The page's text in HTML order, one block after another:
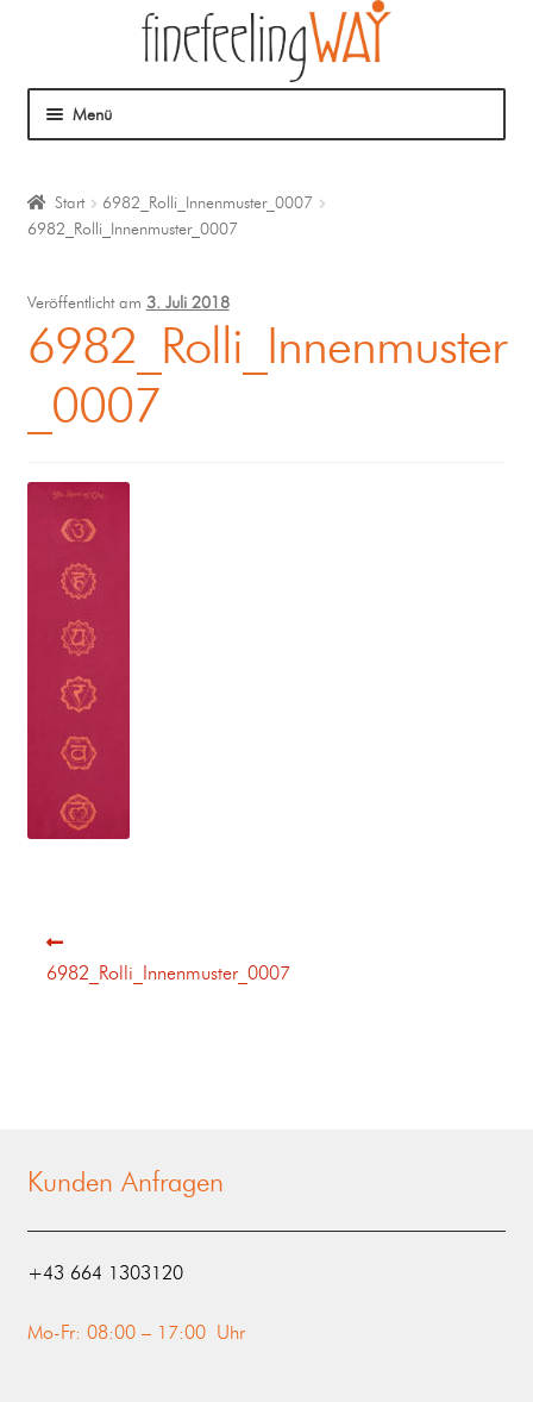
Menü
Mein Angebot
Coaching
Klangmassage
Start
6982_Rolli_Innenmuster_0007
6982_Rolli_Innenmuster_0007
Veröffentlicht am 3. Juli 2018
6982_Rolli_Innenmuster
_0007
6982_Rolli_Innenmuster_0007
Kunden Anfragen
‭+43 664 1303120‬
Mo-Fr: 08:00 – 17:00 Uhr